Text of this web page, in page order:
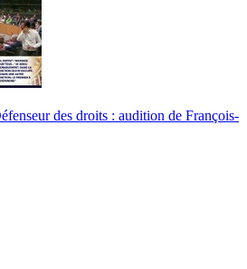
des droits : audition de François-